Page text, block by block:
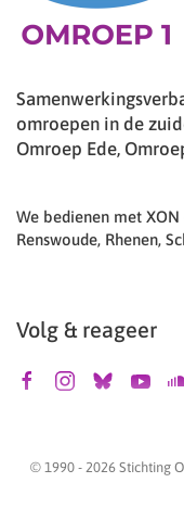
omroepen in de
Omroep Ede,
We bedienen met XON
Renswoude, Rhenen,
Volg & reageer
© 1990 - 2026 Stichting